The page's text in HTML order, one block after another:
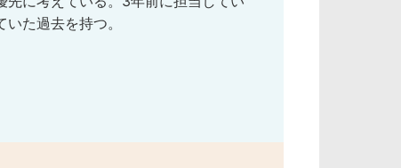
た過去を持つ。